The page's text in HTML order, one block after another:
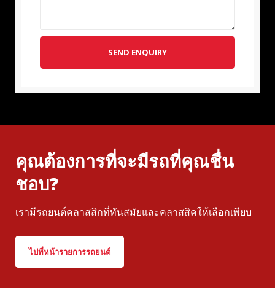
SEND ENQUIRY
คุณต้องการที่จะมีรถที่คุณชื่น
ชอบ?
เรามีรถยนต์คลาสสิกที่ทันสมัยและคลาสสิคให้เลือกเพียบ
ไปที่หน้ารายการรถยนต์